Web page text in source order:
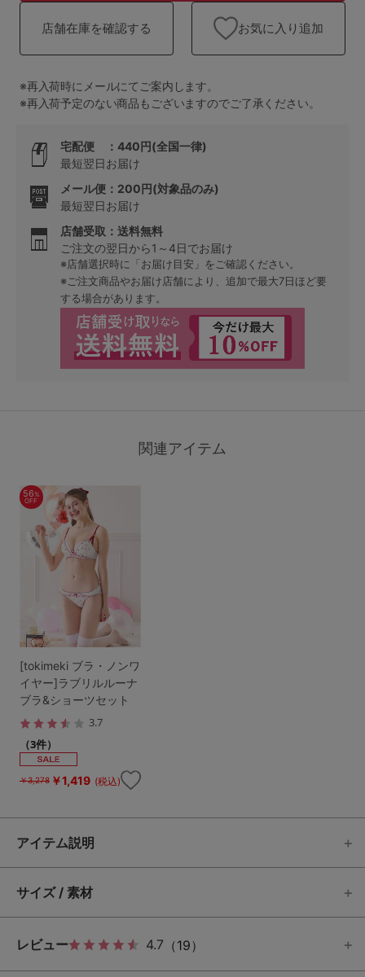
特集ページ
店舗在庫を確認する お気に入り追加
※再入荷時にメールにてご案内します。
※再入荷予定のない商品もございますのでご了承ください。
宅配便 ：440円(全国一律)
最短翌日お届け
メール便：200円(対象品のみ)
最短翌日お届け
店舗受取：送料無料
ご注文の翌日から1～4日でお届け
※店舗選択時に「お届け目安」をご確認ください。
※ご注文商品やお届け店舗により、追加で最大7日ほど要
する場合があります。
関連アイテム
56%
OFF
[tokimeki ブラ・ノンワ
イヤー]ラブリルルーナ
ブラ&ショーツセット
3.7
（3件）
￥3,278 ￥1,419 (税込)
アイテム説明
サイズ / 素材
レビュー 4.7 （19）